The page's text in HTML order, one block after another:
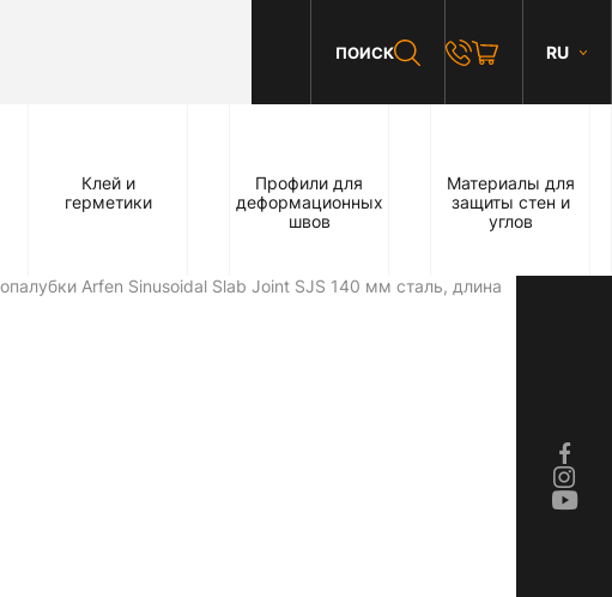
ПОИСК RU
Клей и
герметики
Профили для
деформационных
швов
Материалы для
защиты стен и
углов